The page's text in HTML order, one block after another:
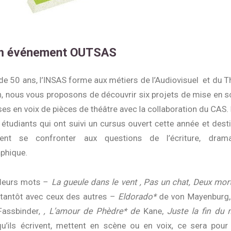
événement OUTSAS
50 ans, l’INSAS forme aux métiers de l’Audiovisuel et du
nous vous proposons de découvrir six projets de mise en
en voix de pièces de théâtre avec la collaboration du CAS.
qui ont suivi un cursus ouvert cette année et
se confronter aux questions de l’écriture,
mots – La gueule dans le vent , Pas un chat, Deux
tantôt avec ceux des autres – Eldorado*de von Mayenburg,
, L’amour de Phèdre* de Kane, Juste la fin du
écrivent, mettent en scène ou en voix, ce sera